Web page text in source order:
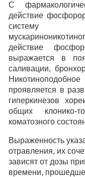
С
действие
систему
действие
выражается в
саливации,
проявляется в
гиперкинезов
общих клонико-
коматозного
Выраженность
отравления, их
зависят от дозы
времени,